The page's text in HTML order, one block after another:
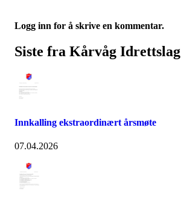
Logg inn for å skrive en kommentar.
Siste fra Kårvåg Idrettslag
Innkalling ekstraordinært årsmøte
07.04.2026